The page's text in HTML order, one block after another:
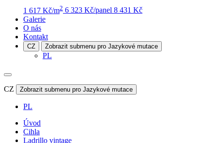
1 617 Kč/m2 6 323 Kč/panel 8 431 Kč
Galerie
O nás
Kontakt
CZ Zobrazit submenu pro Jazykové mutace
PL
CZ Zobrazit submenu pro Jazykové mutace
PL
Úvod
Cihla
Ladrillo vintage